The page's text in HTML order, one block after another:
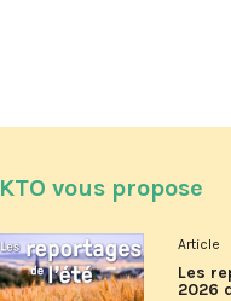
KTO vous propose
Article
Les
2026